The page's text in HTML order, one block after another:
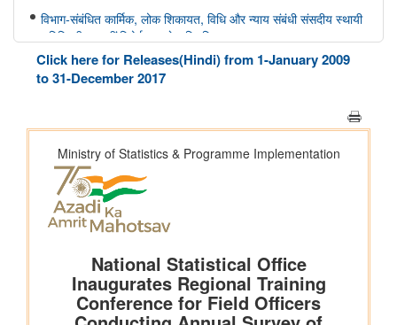
विभाग-संबंधित कार्मिक, लोक शिकायत, विधि और न्याय संबंधी संसदीय स्थायी
समिति की 166वीं रिपोर्ट पर प्रेस विज्ञप्ति
विभाग-संबंधित कार्मिक, लोक शिकायत, विधि और न्याय संबंधी संसदीय स्थायी
समिति की 165वीं रिपोर्ट पर प्रेस विज्ञप्ति
विभाग-संबंधित विज्ञान तथा प्रौद्योगिकी, पर्यावरण, वन और जलवायु परिवर्तन
संबंधी संसदीय स्थायी समिति की 412वीं रिपोर्ट पर प्रेस विज्ञप्ति
विभाग-संबंधित विज्ञान तथा प्रौद्योगिकी, पर्यावरण, वन और जलवायु परिवर्तन
संबंधी संसदीय स्थायी समिति की 413-415वीं रिपोर्ट पर प्रेस विज्ञप्ति
स्वास्थ्य और परिवार कल्याण संबंधी संसदीय स्थायी समिति की 175वीं, 176
वीं, 177 वीं रिपोर्ट पर प्रेस विज्ञप्ति
राज्यसभा के सभापति द्वारा ऐतिहासिक भारत छोड़ो आंदोलन की 84वीं वर्षगांठ
पर दिए गए भाषण का मूल पाठ
Click here for Releases(Hindi) from 1-January 2009
to 31-December 2017